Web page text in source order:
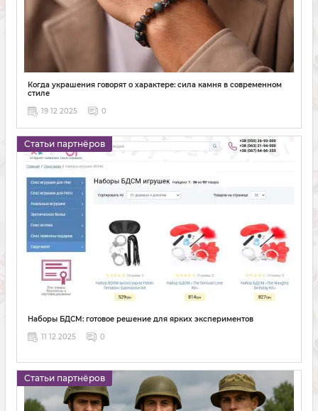
Когда украшения говорят о характере: сила камня в современном
стиле
19 12 2025
0
Статьи партнёров
Наборы БДСМ: готовое решение для ярких экспериментов
11 12 2025
0
Статьи партнёров